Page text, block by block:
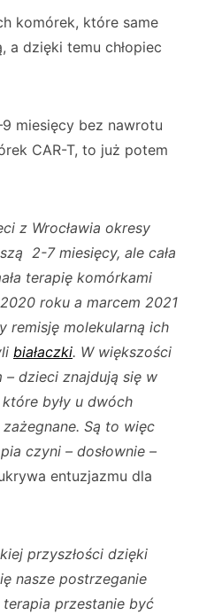
komórek, które same
a dzięki temu chłopiec
miesięcy bez nawrotu
CAR-T, to już potem
z Wrocławia okresy
2-7 miesięcy, ale cała
terapię komórkami
roku a marcem 2021
remisję molekularną ich
białaczki. W większości
dzieci znajdują się w
były u dwóch
Są to więc
czyni – dosłownie –
entuzjazmu dla
przyszłości dzięki
nasze postrzeganie
terapia przestanie być